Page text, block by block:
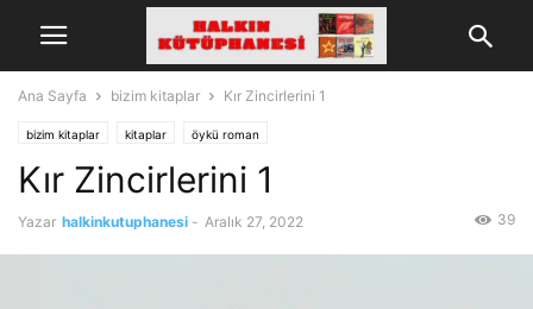
Ana Sayfa bizim kitaplar Kır Zincirlerini 1
bizim kitaplar kitaplar öykü roman
Kır Zincirlerini 1
Yazar halkinkutuphanesi - Aralık 27, 2022 39